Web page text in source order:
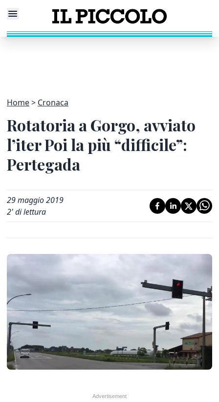
Home Cronaca
Rotatoria a Gorgo, avviato
l’iter Poi la più “difficile”:
Pertegada
29 maggio 2019
2' di lettura